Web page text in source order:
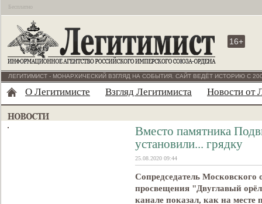
Бесплатно
16+
ЛЕГИТИМИСТ - МОНАРХИЧЕСКИЙ ВЗГЛЯД НА СОБЫТИЯ. САЙТ ВЕДЁТ ИСТОРИЮ С
О Легитимисте Взгляд Легитимиста Новости от
Вместо памятника
установили... грядку
25.08.2020 09:44
Сопредседатель Московского
просвещения "Двуглавый
канале показал, как на месте